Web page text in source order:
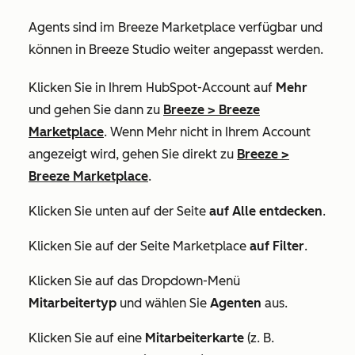
Agents sind im Breeze Marketplace verfügbar und
können in Breeze Studio weiter angepasst werden.
Klicken Sie in Ihrem HubSpot-Account auf Mehr
und gehen Sie dann zu Breeze > Breeze
Marketplace. Wenn Mehr nicht in Ihrem Account
angezeigt wird, gehen Sie direkt zu Breeze >
Breeze Marketplace.
Klicken Sie unten auf der Seite auf Alle entdecken.
Klicken Sie auf der Seite Marketplace auf Filter.
Klicken Sie auf das Dropdown-Menü
Mitarbeitertyp und wählen Sie Agenten aus.
Klicken Sie auf eine Mitarbeiterkarte (z. B.